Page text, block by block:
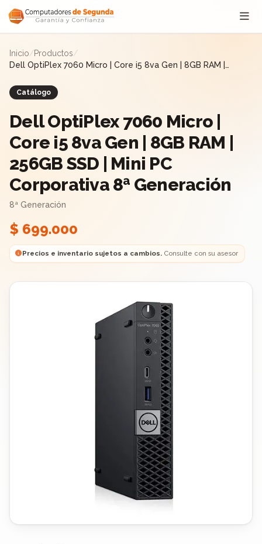
Saltar al contenido
Inicio/Productos/
Dell OptiPlex 7060 Micro | Core i5 8va Gen | 8GB RAM |
Catálogo
Dell OptiPlex 7060 Micro |
Core i5 8va Gen | 8GB RAM |
256GB SSD | Mini PC
Corporativa 8ª Generación
8ª Generación
$ 699.000
Precios e inventario sujetos a cambios.Consulte con su asesor